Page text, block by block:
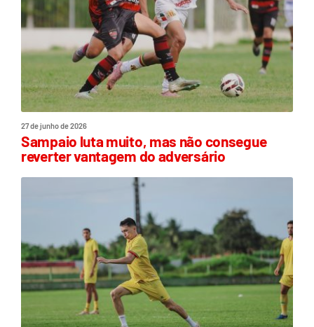
27 de junho de 2026
Sampaio luta muito, mas não consegue
reverter vantagem do adversário